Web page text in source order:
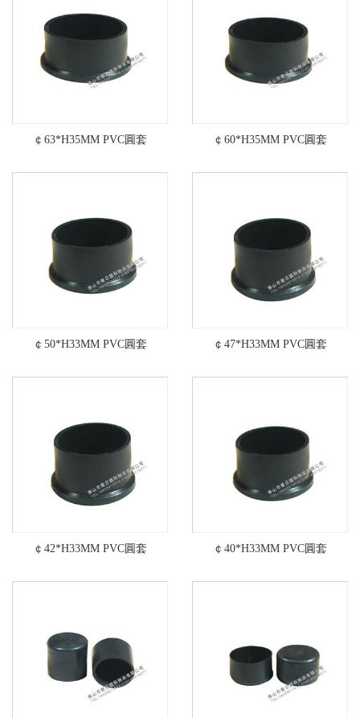
￠63*H35MM PVC圓套 ￠60*H35MM PVC圓套
￠50*H33MM PVC圓套 ￠47*H33MM PVC圓套
￠42*H33MM PVC圓套 ￠40*H33MM PVC圓套